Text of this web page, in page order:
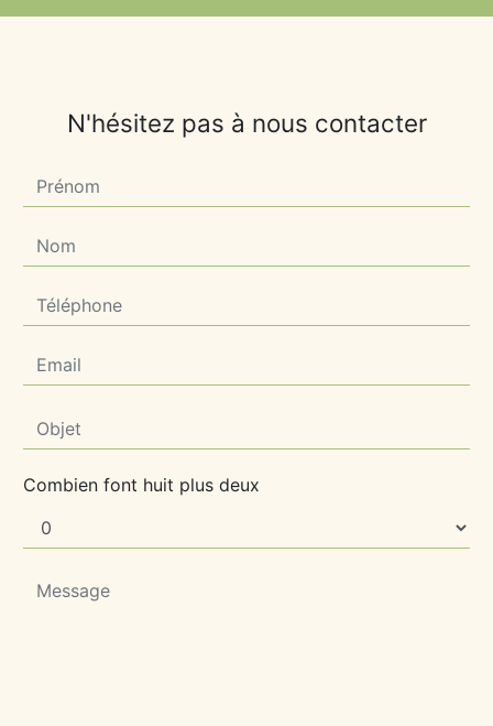
N'hésitez pas à nous contacter
Combien font huit plus deux